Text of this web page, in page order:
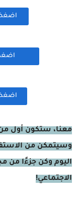
اضغظ
اضغظ
معنا، ستكون أول من
وسيتمكن من
اليوم وكن جزءًا من
الاجتماعي!